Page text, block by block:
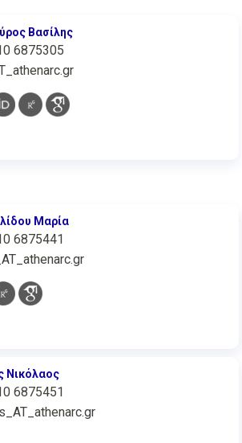
Βασίλης
6875305
Μαρία
6875441
Νικόλαος
6875451